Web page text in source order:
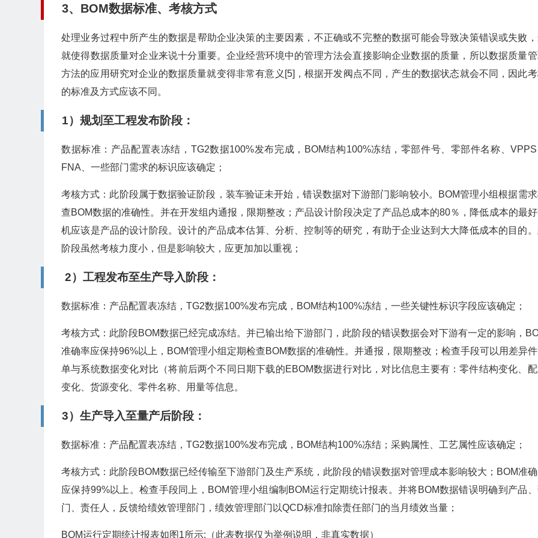
3、BOM数据标准、考核方式
处理业务过程中所产生的数据是帮助企业决策的主要因素，不正确或不完整的数据可能会导致决策错误或失败
就使得数据质量对企业来说十分重要。企业经营环境中的管理方法会直接影响企业数据的质量，所以数据质量
方法的应用研究对企业的数据质量就变得非常有意义[5]，根据开发阀点不同，产生的数据状态就会不同，因此
的标准及方式应该不同。
1）规划至工程发布阶段：
数据标准：产品配置表冻结，TG2数据100%发布完成，BOM结构100%冻结，零部件号、零部件名称、VPPS
FNA、一些部门需求的标识应该确定；
考核方式：此阶段属于数据验证阶段，装车验证未开始，错误数据对下游部门影响较小。BOM管理小组根据需
查BOM数据的准确性。并在开发组内通报，限期整改；产品设计阶段决定了产品总成本的80％，降低成本的最
机应该是产品的设计阶段。设计的产品成本估算、分析、控制等的研究，有助于企业达到大大降低成本的目的
阶段虽然考核力度小，但是影响较大，应更加加以重视；
2）工程发布至生产导入阶段：
数据标准：产品配置表冻结，TG2数据100%发布完成，BOM结构100%冻结，一些关键性标识字段应该确定；
考核方式：此阶段BOM数据已经完成冻结。并已输出给下游部门，此阶段的错误数据会对下游有一定的影响，
准确率应保持96%以上，BOM管理小组定期检查BOM数据的准确性。并通报，限期整改；检查手段可以用差异
单与系统数据变化对比（将前后两个不同日期下载的EBOM数据进行对比，对比信息主要有：零件结构变化、
变化、货源变化、零件名称、用量等信息。
3）生产导入至量产后阶段：
数据标准：产品配置表冻结，TG2数据100%发布完成，BOM结构100%冻结；采购属性、工艺属性应该确定；
考核方式：此阶段BOM数据已经传输至下游部门及生产系统，此阶段的错误数据对管理成本影响较大；BOM准
应保持99%以上。检查手段同上，BOM管理小组编制BOM运行定期统计报表。并将BOM数据错误明确到产品
门、责任人，反馈给绩效管理部门，绩效管理部门以QCD标准扣除责任部门的当月绩效当量；
BOM运行定期统计报表如图1所示:（此表数据仅为举例说明，非真实数据）